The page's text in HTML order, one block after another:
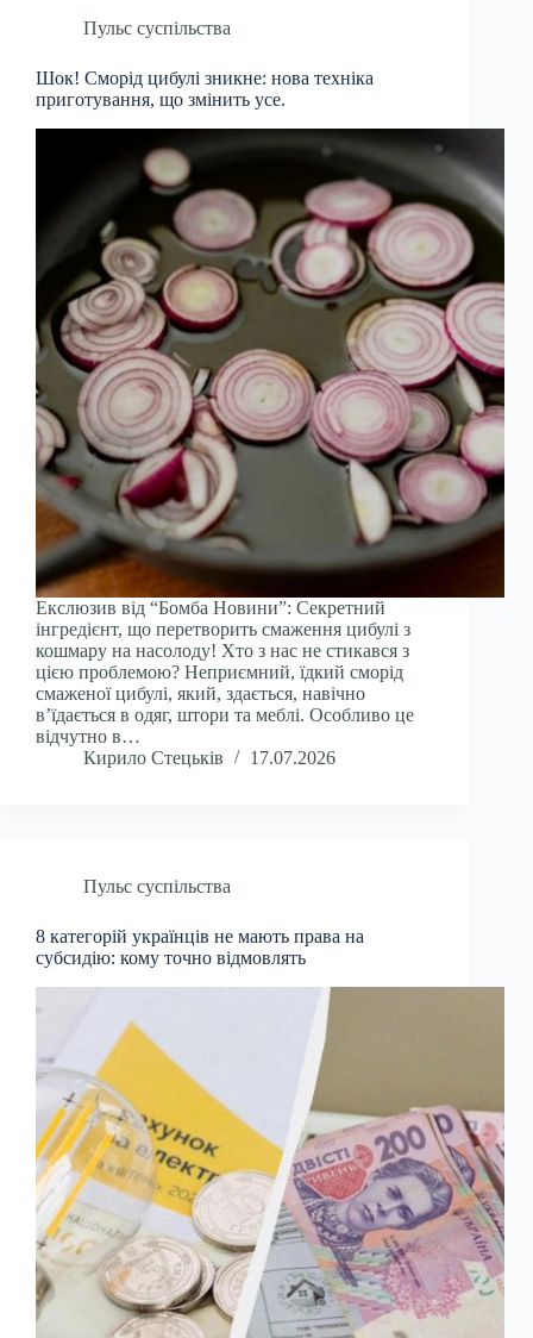
Пульс суспільства
Шок! Сморід цибулі зникне: нова техніка
приготування, що змінить усе.
Екслюзив від “Бомба Новини”: Секретний
інгредієнт, що перетворить смаження цибулі з
кошмару на насолоду! Хто з нас не стикався з
цією проблемою? Неприємний, їдкий сморід
смаженої цибулі, який, здається, навічно
в’їдається в одяг, штори та меблі. Особливо це
відчутно в…
Кирило Стецьків
17.07.2026
Пульс суспільства
8 категорій українців не мають права на
субсидію: кому точно відмовлять